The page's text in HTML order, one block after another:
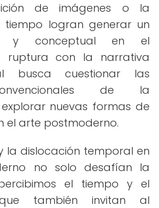
de imágenes o la
tiempo logran generar un
y conceptual en el
ruptura con la narrativa
busca cuestionar las
de la
nuevas formas de
el arte postmoderno.
la dislocación temporal en
no solo desafían la
el tiempo y el
también invitan al